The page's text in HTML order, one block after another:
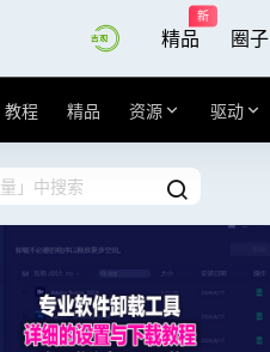
精品
新
圈子
教程 精品 资源 驱动